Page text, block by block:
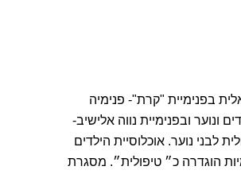
בפנימיית "קרת"- פנימיה
ונוער ובפנימיית נווה אלישיב-
לבני נוער. אוכלוסיית הילדים
הוגדרה כ״ טיפולית״. מסגרת